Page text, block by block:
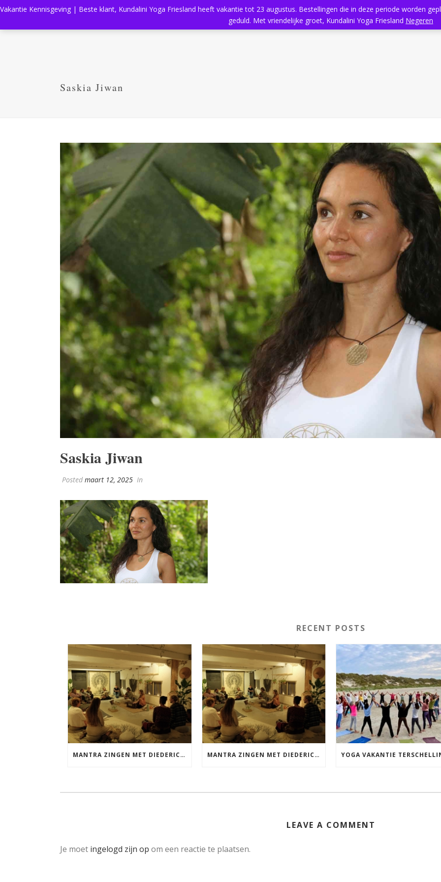
Aanbod Kundalini Yoga Massage Rooster
Saskia Jiwan
Saskia Jiwan
Posted maart 12, 2025 In
RECENT POSTS
MANTRA ZINGEN MET DIEDERICK VRIJDAG 25 SEPTEMBER EN 20 NOVEMBER MANTRA ZINGEN MET DIEDERICK IN LEEUWARDEN VRIJDAG 12 JUNI KIRTAN
LEAVE A COMMENT
Je moet ingelogd zijn op om een reactie te plaatsen.
Vakantie Kennisgeving | Beste klant, Kundalini Yoga Friesland heeft vakantie tot 23 augustus. Bestellingen die in deze periode worden
geduld. Met vriendelijke groet, Kundalini Yoga Friesland Negeren